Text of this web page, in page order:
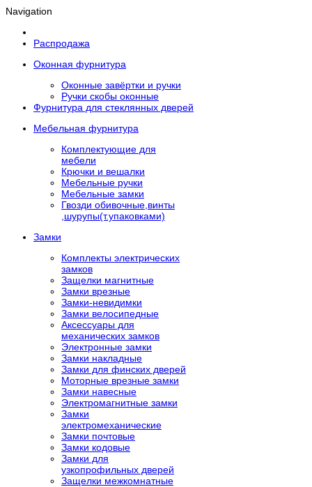
Navigation
Распродажа
Оконная фурнитура
Оконные завёртки и ручки
Ручки скобы оконные
Фурнитура для стеклянных дверей
Мебельная фурнитура
Комплектующие для
мебели
Крючки и вешалки
Мебельные ручки
Мебельные замки
Гвозди обивочные,винты
,шурупы(т.упаковками)
Замки
Комплекты электрических
замков
Защелки магнитные
Замки врезные
Замки-невидимки
Замки велосипедные
Аксессуары для
механических замков
Электронные замки
Замки накладные
Замки для финских дверей
Моторные врезные замки
Замки навесные
Электромагнитные замки
Замки
электромеханические
Замки почтовые
Замки кодовые
Замки для
узкопрофильных дверей
Защелки межкомнатные